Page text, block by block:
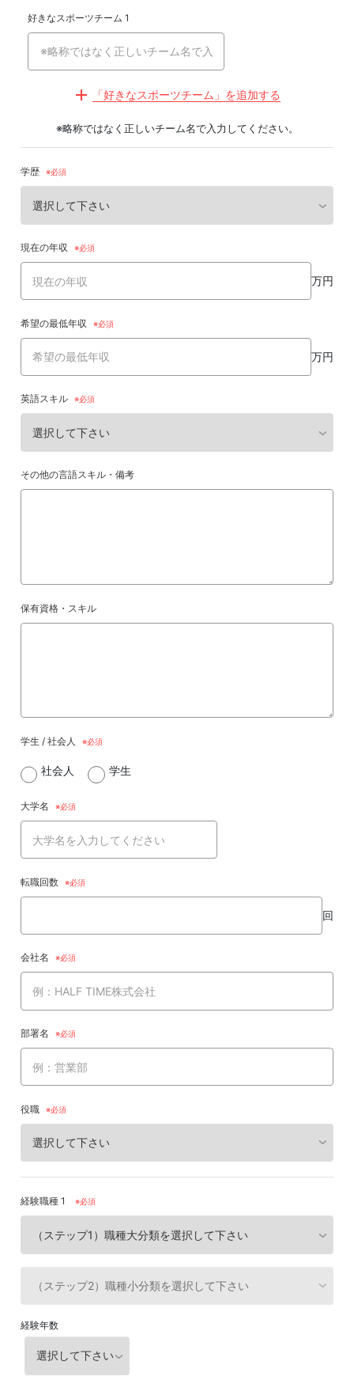
好きなスポーツチーム 1
「好きなスポーツチーム」を追加する
※略称ではなく正しいチーム名で入力してください。
学歴
現在の年収
万円
希望の最低年収
万円
英語スキル
その他の言語スキル・備考
保有資格・スキル
学生 / 社会人
社会人 学生
大学名
転職回数
回
会社名
部署名
役職
経験職種 1 ※必須
経験年数